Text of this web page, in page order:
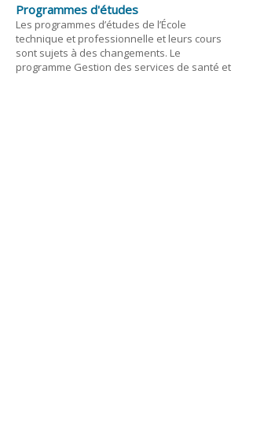
Programmes d'études
Les programmes d’études de l’École
technique et professionnelle et leurs cours
sont sujets à des changements. Le
programme Gestion des services de santé et